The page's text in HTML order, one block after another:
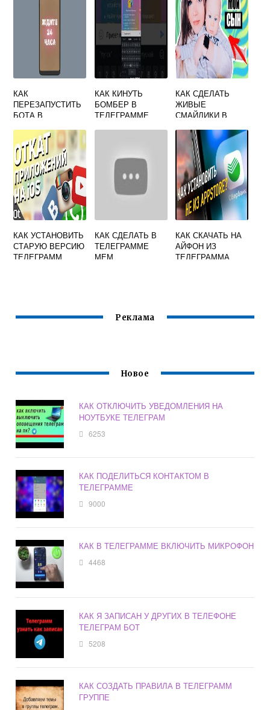
КАК
ПЕРЕЗАПУСТИТЬ
БОТА В
КАК КИНУТЬ
БОМБЕР В
ТЕЛЕГРАММЕ
КАК СДЕЛАТЬ
ЖИВЫЕ
СМАЙЛИКИ В
КАК УСТАНОВИТЬ
СТАРУЮ ВЕРСИЮ
ТЕЛЕГРАММ
КАК СДЕЛАТЬ В
ТЕЛЕГРАММЕ
МЕМ
КАК СКАЧАТЬ НА
АЙФОН ИЗ
ТЕЛЕГРАММА
Реклама
Новое
КАК ОТКЛЮЧИТЬ УВЕДОМЛЕНИЯ НА
НОУТБУКЕ ТЕЛЕГРАМ
6253
КАК ПОДЕЛИТЬСЯ КОНТАКТОМ В
ТЕЛЕГРАММЕ
9000
КАК В ТЕЛЕГРАММЕ ВКЛЮЧИТЬ МИКРОФОН
4468
КАК Я ЗАПИСАН У ДРУГИХ В ТЕЛЕФОНЕ
ТЕЛЕГРАМ БОТ
5208
КАК СОЗДАТЬ ПРАВИЛА В ТЕЛЕГРАММ
ГРУППЕ